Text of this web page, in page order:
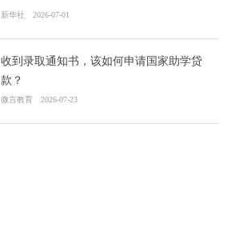
新华社 2026-07-01
收到录取通知书，该如何申请国家助学贷
款？
微言教育 2026-07-23